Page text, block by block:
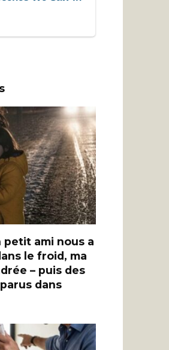
petit ami nous a
le froid, ma
– puis des
dans